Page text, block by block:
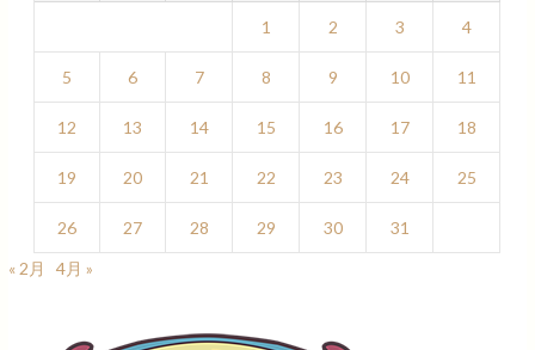
1 2 3 4
5 6 7 8 9 10 11
12 13 14 15 16 17 18
19 20 21 22 23 24 25
26 27 28 29 30
31
« 2月
4月 »